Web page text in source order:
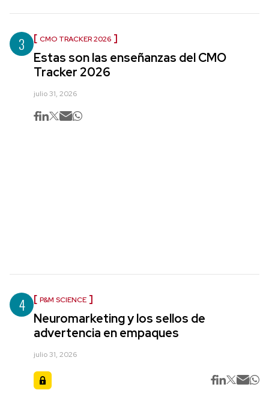
3 CMO TRACKER 2026
Estas son las enseñanzas del CMO
Tracker 2026
julio 31, 2026
4 P&M SCIENCE
Neuromarketing y los sellos de
advertencia en empaques
julio 31, 2026